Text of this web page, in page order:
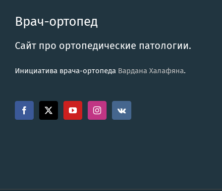
Врач-ортопед
Сайт про ортопедические патологии.
Инициатива врача-ортопеда Вардана Халафяна.